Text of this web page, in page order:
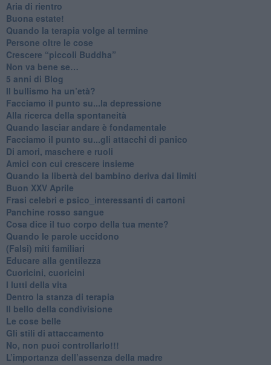
Aria di rientro
Buona estate!
​Quando la terapia volge al termine
​Persone oltre le cose
​Crescere “piccoli Buddha”
Non va bene se…
​5 anni di Blog
​Il bullismo ha un’età?
Facciamo il punto su...la depressione
​Alla ricerca della spontaneità
​Quando lasciar andare è fondamentale
Facciamo il punto su...gli attacchi di panico
Di amori, maschere e ruoli
​Amici con cui crescere insieme
​Quando la libertà del bambino deriva dai limiti
Buon XXV Aprile
​Frasi celebri e psico_interessanti di cartoni
​Panchine rosso sangue
​Cosa dice il tuo corpo della tua mente?
​Quando le parole uccidono
​(Falsi) miti familiari
​Educare alla gentilezza
​Cuoricini, cuoricini
I lutti della vita
​Dentro la stanza di terapia
​Il bello della condivisione
Le cose belle
​Gli stili di attaccamento
No, non puoi controllarlo!!!
​L’importanza dell’assenza della madre